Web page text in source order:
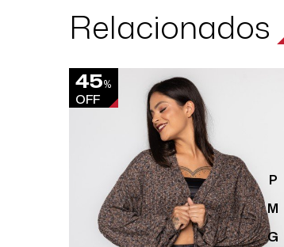
Relacionados
45%
OFF
P
M
G